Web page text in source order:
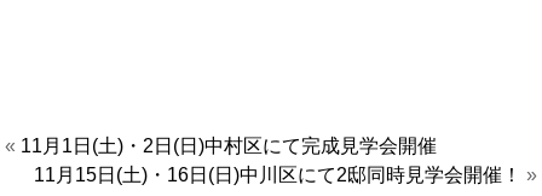
« 11月1日(土)・2日(日)中村区にて完成見学会開催
11月15日(土)・16日(日)中川区にて2邸同時見学会開催！
»